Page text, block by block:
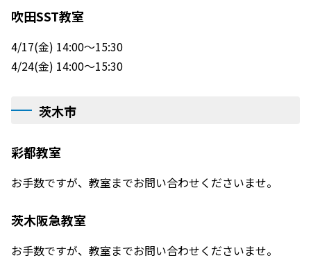
吹田SST教室
4/17(金) 14:00～15:30
4/24(金) 14:00～15:30
茨木市
彩都教室
お手数ですが、教室までお問い合わせくださいませ。
茨木阪急教室
お手数ですが、教室までお問い合わせくださいませ。